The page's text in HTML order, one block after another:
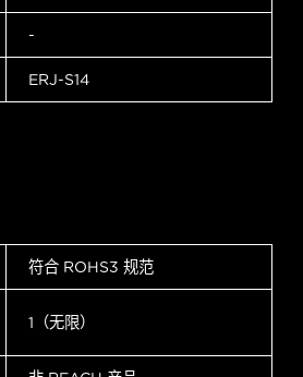
-
ERJ-S14
符合 ROHS3 规范
1（无限）